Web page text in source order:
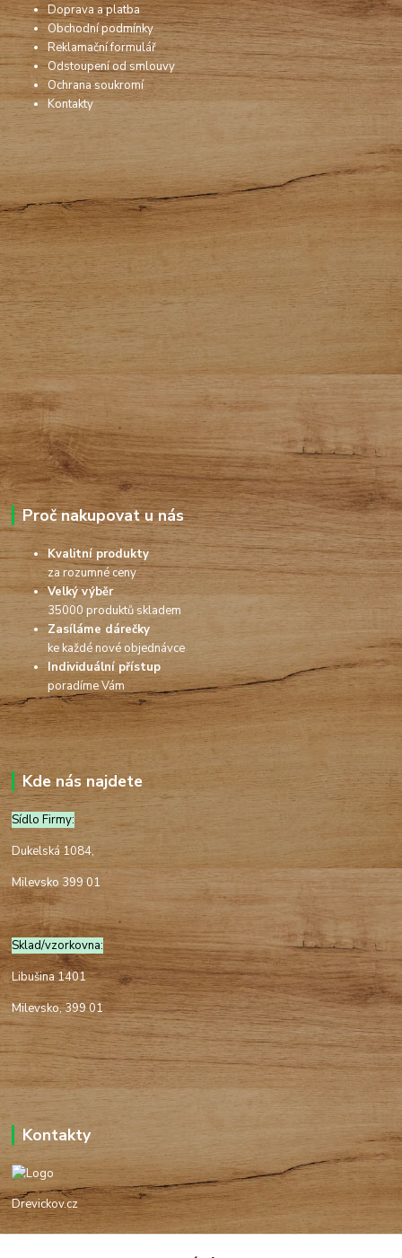
Doprava a platba
Obchodní podmínky
Reklamační formulář
Odstoupení od smlouvy
Ochrana soukromí
Kontakty
Proč nakupovat u nás
Kvalitní produkty
za rozumné ceny
Velký výběr
35000 produktů skladem
Zasíláme dárečky
ke každé nové objednávce
Individuální přístup
poradíme Vám
Kde nás najdete
Sídlo Firmy:
Dukelská 1084,
Milevsko 399 01
Sklad/vzorkovna:
Libušina 1401
Milevsko, 399 01
Kontakty
Drevickov.cz